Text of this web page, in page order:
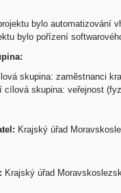
bylo automatizování
bylo pořízení
skupina: zaměstnanci
cílová skupina: veřejnost
Krajský úřad
Krajský úřad